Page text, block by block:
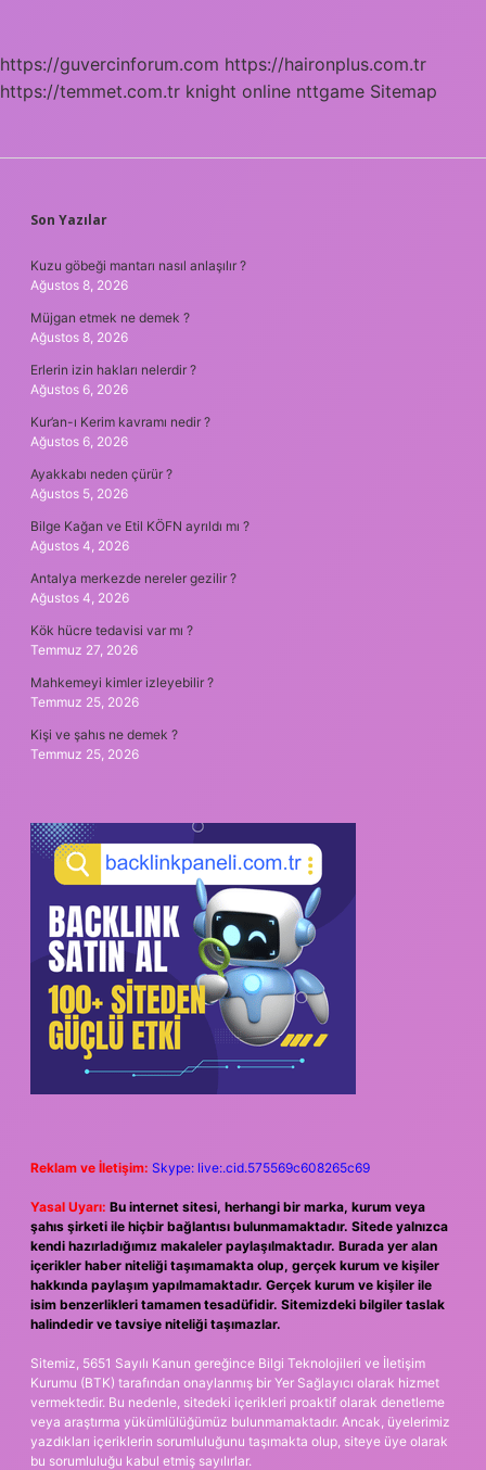
https://guvercinforum.com https://haironplus.com.tr
https://temmet.com.tr knight online nttgame Sitemap
SIDEBAR
Son Yazılar
Kuzu göbeği mantarı nasıl anlaşılır ?
Ağustos 8, 2026
Müjgan etmek ne demek ?
Ağustos 8, 2026
Erlerin izin hakları nelerdir ?
Ağustos 6, 2026
Kur’an-ı Kerim kavramı nedir ?
Ağustos 6, 2026
Ayakkabı neden çürür ?
Ağustos 5, 2026
Bilge Kağan ve Etil KÖFN ayrıldı mı ?
Ağustos 4, 2026
Antalya merkezde nereler gezilir ?
Ağustos 4, 2026
Kök hücre tedavisi var mı ?
Temmuz 27, 2026
Mahkemeyi kimler izleyebilir ?
Temmuz 25, 2026
Kişi ve şahıs ne demek ?
Temmuz 25, 2026
Reklam ve İletişim: Skype: live:.cid.575569c608265c69
Yasal Uyarı: Bu internet sitesi, herhangi bir marka, kurum veya
şahıs şirketi ile hiçbir bağlantısı bulunmamaktadır. Sitede yalnızca
kendi hazırladığımız makaleler paylaşılmaktadır. Burada yer alan
içerikler haber niteliği taşımamakta olup, gerçek kurum ve kişiler
hakkında paylaşım yapılmamaktadır. Gerçek kurum ve kişiler ile
isim benzerlikleri tamamen tesadüfidir. Sitemizdeki bilgiler taslak
halindedir ve tavsiye niteliği taşımazlar.
Sitemiz, 5651 Sayılı Kanun gereğince Bilgi Teknolojileri ve İletişim
Kurumu (BTK) tarafından onaylanmış bir Yer Sağlayıcı olarak hizmet
vermektedir. Bu nedenle, sitedeki içerikleri proaktif olarak denetleme
veya araştırma yükümlülüğümüz bulunmamaktadır. Ancak, üyelerimiz
yazdıkları içeriklerin sorumluluğunu taşımakta olup, siteye üye olarak
bu sorumluluğu kabul etmiş sayılırlar.